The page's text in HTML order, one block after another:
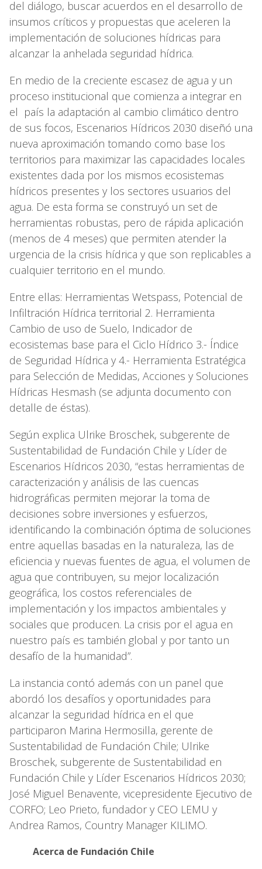
del diálogo, buscar acuerdos en el desarrollo de
insumos críticos y propuestas que aceleren la
implementación de soluciones hídricas para
alcanzar la anhelada seguridad hídrica.
En medio de la creciente escasez de agua y un
proceso institucional que comienza a integrar en
el país la adaptación al cambio climático dentro
de sus focos, Escenarios Hídricos 2030 diseñó una
nueva aproximación tomando como base los
territorios para maximizar las capacidades locales
existentes dada por los mismos ecosistemas
hídricos presentes y los sectores usuarios del
agua. De esta forma se construyó un set de
herramientas robustas, pero de rápida aplicación
(menos de 4 meses) que permiten atender la
urgencia de la crisis hídrica y que son replicables a
cualquier territorio en el mundo.
Entre ellas: Herramientas Wetspass, Potencial de
Infiltración Hídrica territorial 2. Herramienta
Cambio de uso de Suelo, Indicador de
ecosistemas base para el Ciclo Hídrico 3.- Índice
de Seguridad Hídrica y 4.- Herramienta Estratégica
para Selección de Medidas, Acciones y Soluciones
Hídricas Hesmash (se adjunta documento con
detalle de éstas).
Según explica Ulrike Broschek, subgerente de
Sustentabilidad de Fundación Chile y Líder de
Escenarios Hídricos 2030, “estas herramientas de
caracterización y análisis de las cuencas
hidrográficas permiten mejorar la toma de
decisiones sobre inversiones y esfuerzos,
identificando la combinación óptima de soluciones
entre aquellas basadas en la naturaleza, las de
eficiencia y nuevas fuentes de agua, el volumen de
agua que contribuyen, su mejor localización
geográfica, los costos referenciales de
implementación y los impactos ambientales y
sociales que producen. La crisis por el agua en
nuestro país es también global y por tanto un
desafío de la humanidad”.
La instancia contó además con un panel que
abordó los desafíos y oportunidades para
alcanzar la seguridad hídrica en el que
participaron Marina Hermosilla, gerente de
Sustentabilidad de Fundación Chile; Ulrike
Broschek, subgerente de Sustentabilidad en
Fundación Chile y Líder Escenarios Hídricos 2030;
José Miguel Benavente, vicepresidente Ejecutivo de
CORFO; Leo Prieto, fundador y CEO LEMU y
Andrea Ramos, Country Manager KILIMO.
Acerca de Fundación Chile